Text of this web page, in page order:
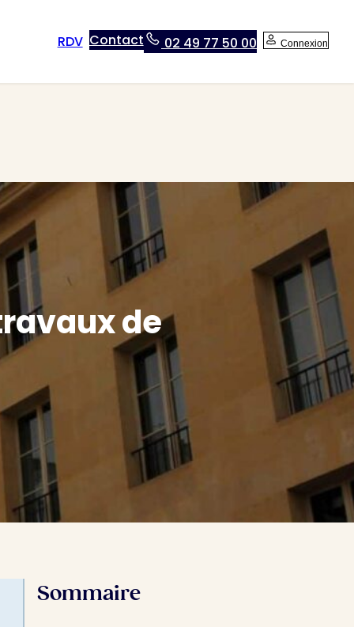
RDV Connexion
Contact 02 49 77 50 00
de
Sommaire